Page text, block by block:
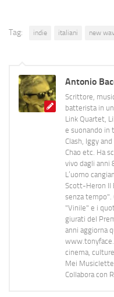
Tag: indie italiani new
Antonio
Scrittore,
batterista in
Link Quartet,
e suonando in
Clash, Iggy
Chao etc. Ha
vivo dagli anni
L’uomo
Scott-Heron Il
senza tempo".
"Vinile" e i
giurati del
anni aggiorna
cinema,
Mei
Collabora con